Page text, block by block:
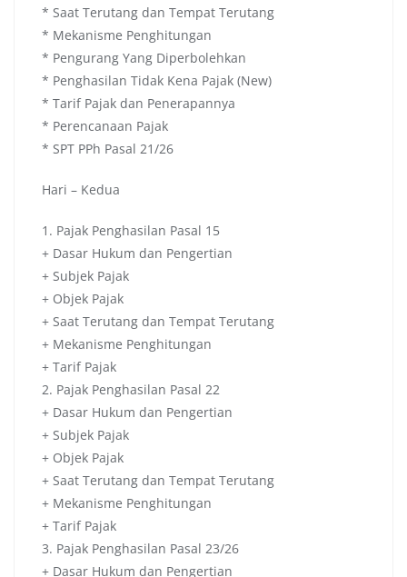
* Saat Terutang dan Tempat Terutang
* Mekanisme Penghitungan
* Pengurang Yang Diperbolehkan
* Penghasilan Tidak Kena Pajak (New)
* Tarif Pajak dan Penerapannya
* Perencanaan Pajak
* SPT PPh Pasal 21/26
Hari – Kedua
1. Pajak Penghasilan Pasal 15
+ Dasar Hukum dan Pengertian
+ Subjek Pajak
+ Objek Pajak
+ Saat Terutang dan Tempat Terutang
+ Mekanisme Penghitungan
+ Tarif Pajak
2. Pajak Penghasilan Pasal 22
+ Dasar Hukum dan Pengertian
+ Subjek Pajak
+ Objek Pajak
+ Saat Terutang dan Tempat Terutang
+ Mekanisme Penghitungan
+ Tarif Pajak
3. Pajak Penghasilan Pasal 23/26
+ Dasar Hukum dan Pengertian